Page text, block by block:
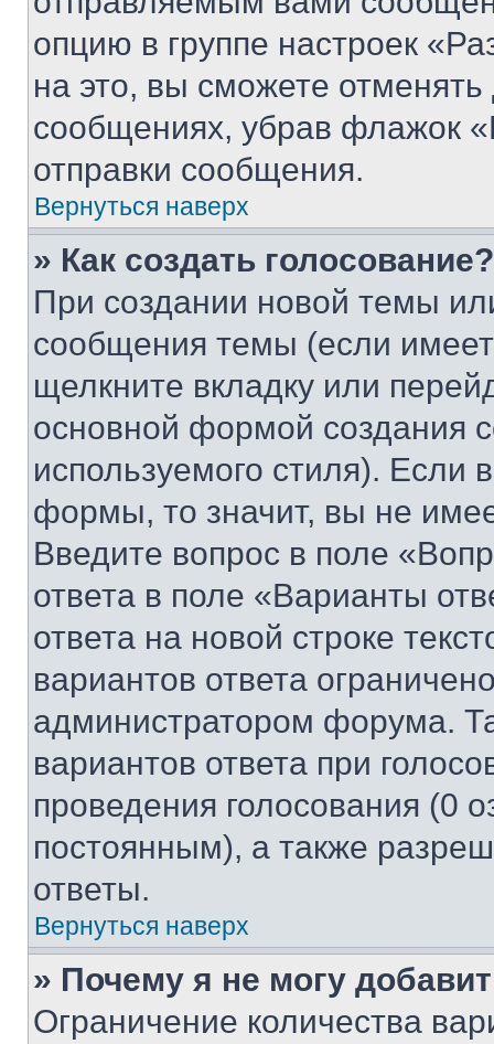
опцию в группе настроек
на это, вы сможете
сообщениях, убрав флажок
отправки сообщения.
Вернуться наверх
» Как создать голосование?
При создании новой темы
сообщения темы (если
щелкните вкладку или
основной формой создания
используемого стиля). Если
формы, то значит, вы не
Введите вопрос в поле
ответа в поле «Варианты
ответа на новой строке
вариантов ответа
администратором форума.
вариантов ответа при
проведения голосования (0
постоянным), а также
ответы.
Вернуться наверх
» Почему я не могу
Ограничение количества